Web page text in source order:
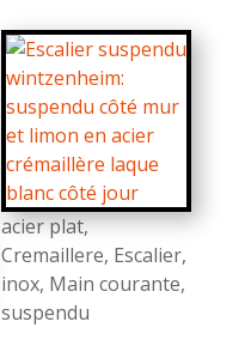
acier plat,
Cremaillere, Escalier,
inox, Main courante,
suspendu